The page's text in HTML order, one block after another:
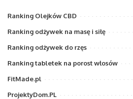
Ranking Olejków CBD
Ranking odżywek na masę i siłę
Ranking odżywek do rzęs
Ranking tabletek na porost włosów
FitMade.pl
ProjektyDom.PL